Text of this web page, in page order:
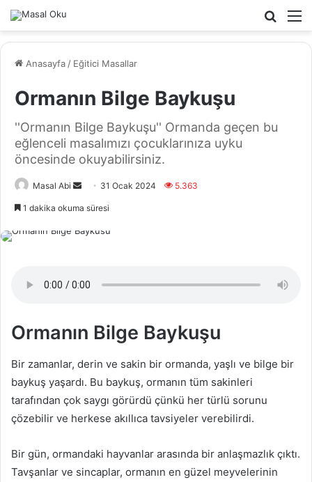
Arama
yap
Anasayfa / Eğitici Masallar
Ormanın Bilge Baykuşu
''Ormanın Bilge Baykuşu'' Ormanda geçen bu
eğlenceli masalımızı çocuklarınıza uyku
öncesinde okuyabilirsiniz.
Masal Abi
Bir
göndermek
31 Ocak 2024 5.363
1 dakika okuma süresi
Ormanın Bilge Baykuşu
Bir zamanlar, derin ve sakin bir ormanda, yaşlı ve bilge bir
baykuş yaşardı. Bu baykuş, ormanın tüm sakinleri
tarafından çok saygı görürdü çünkü her türlü sorunu
çözebilir ve herkese akıllıca tavsiyeler verebilirdi.
Bir gün, ormandaki hayvanlar arasında bir anlaşmazlık çıktı.
Tavşanlar ve sincaplar, ormanın en güzel meyvelerinin